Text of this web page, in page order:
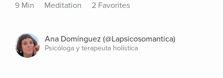
9 Min Meditation 2 Favorites
Ana Domínguez (@Lapsicosomantica)
Psicóloga y terapeuta holística